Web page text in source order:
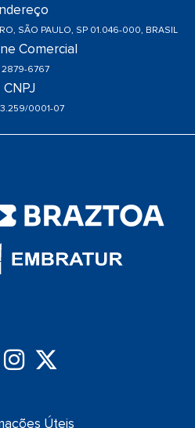
SÃO PAULO, SP 01.046-000, BRASIL
Comercial
2879-6767
CNPJ
0001-07
Úteis